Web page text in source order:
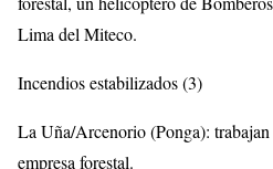
Lima del Miteco.
Incendios estabilizados (3)
La Uña/Arcenorio (Ponga):
empresa forestal.